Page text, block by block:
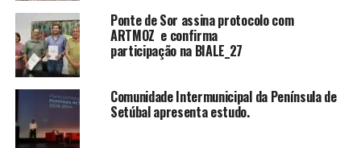
Ponte de Sor assina protocolo com
ARTMOZ e confirma
participação na BIALE_27
Comunidade Intermunicipal da Península de
Setúbal apresenta estudo.